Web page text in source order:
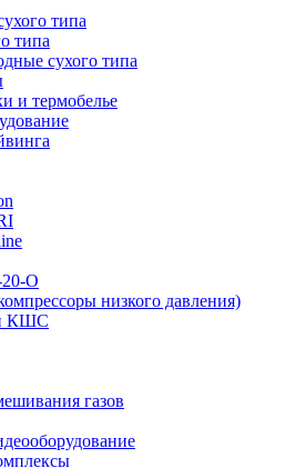
типа
типа
сухого типа
и термобелье
O
низкого давления)
КШС
газов